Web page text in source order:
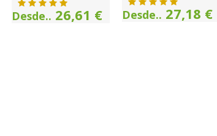
Desde.. 26,61 € Desde.. 27,18 €